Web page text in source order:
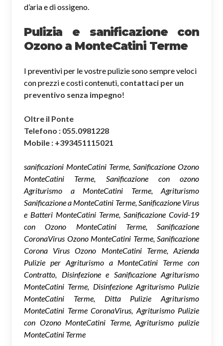
d’aria e di ossigeno.
Pulizia e sanificazione con
Ozono a MonteCatini Terme
I preventivi per le vostre pulizie sono sempre veloci
con prezzi e costi contenuti, contattaci per un
preventivo senza impegno!
Oltre il Ponte
Telefono : 055.0981228
Mobile : +393451115021
sanificazioni MonteCatini Terme, Sanificazione Ozono
MonteCatini Terme, Sanificazione con ozono
Agriturismo a MonteCatini Terme, Agriturismo
Sanificazione a MonteCatini Terme, Sanificazione Virus
e Batteri MonteCatini Terme, Sanificazione Covid-19
con Ozono MonteCatini Terme, Sanificazione
CoronaVirus Ozono MonteCatini Terme, Sanificazione
Corona Virus Ozono MonteCatini Terme, Azienda
Pulizie per Agriturismo a MonteCatini Terme con
Contratto, Disinfezione e Sanificazione Agriturismo
MonteCatini Terme, Disinfezione Agriturismo Pulizie
MonteCatini Terme, Ditta Pulizie Agriturismo
MonteCatini Terme CoronaVirus, Agriturismo Pulizie
con Ozono MonteCatini Terme, Agriturismo pulizie
MonteCatini Terme